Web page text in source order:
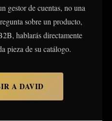
gestor de cuentas, no una
sobre un producto,
hablarás directamente
pieza de su catálogo.
A DAVID